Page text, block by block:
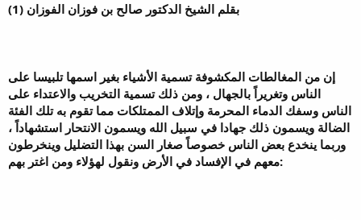
بقلم الشيخ الدكتور صالح بن فوزان الفوزان (1)
إن من المغالطات المكشوفة تسمية الأشياء بغير اسمها تلبيسا على
الناس وتغريراً بالجهال ، ومن ذلك تسمية التخريب والاعتداء على
الناس وسفك الدماء المحرمة وإتلاف الممتلكات مما تقوم به تلك الفئة
الضالة ويسمون ذلك جهادا في سبيل الله ويسمون الانتحار استشهاداً ،
وربما ينخدع بعض الناس خصوصاً صغار السن بهذا التضليل وينخرطون
معهم في الإفساد في الأرض ونقول لهؤلاء ومن اغتر بهم: